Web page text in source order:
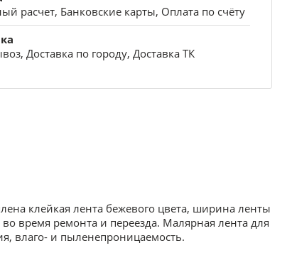
расчет, Банковские карты, Оплата по счёту
Доставка по городу, Доставка ТК
клейкая лента бежевого цвета, ширина ленты
время ремонта и переезда. Малярная лента для
влаго- и пыленепроницаемость.